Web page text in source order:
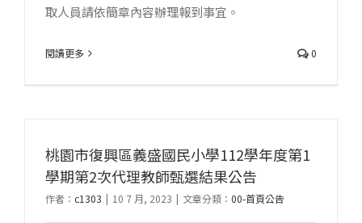
取人員請依簡章內容辦理報到事宜。
閱讀更多 0
桃園市復興區義盛國民小學112學年度第1
學期第2次代理教師甄選結果公告
作者： c1303 | 10 7 月, 2023 | 文章分類： 00-首頁公告